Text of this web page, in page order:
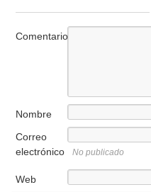
Comentario
Nombre
Correo
electrónico
No publicado
Web